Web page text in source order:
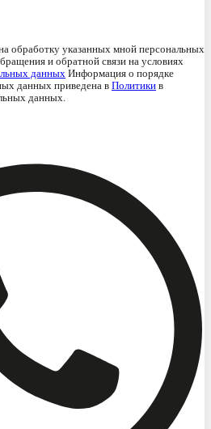
обработку указанных мной персональных
и обратной связи на условиях
данных Информация о порядке
данных приведена в Политики в
данных.